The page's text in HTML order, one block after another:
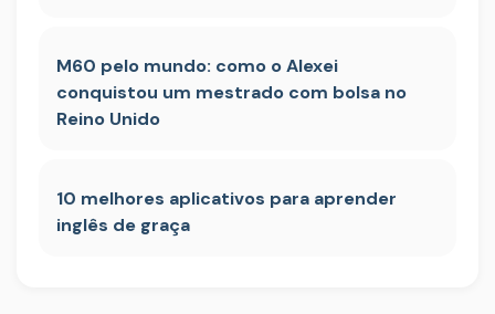
M60 pelo mundo: como o Alexei
conquistou um mestrado com bolsa no
Reino Unido
10 melhores aplicativos para aprender
inglês de graça